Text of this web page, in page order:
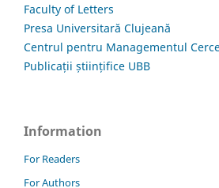
Faculty of Letters
Presa Universitară Clujeană
Centrul pentru Managementul
Publicații științifice UBB
Information
For Readers
For Authors